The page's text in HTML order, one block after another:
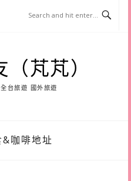
芃芃）
台旅遊 國外旅遊
咖啡地址